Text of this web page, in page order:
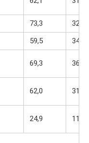
73,3
328
59,5
342
69,3 366
62,0 316
24,9 116